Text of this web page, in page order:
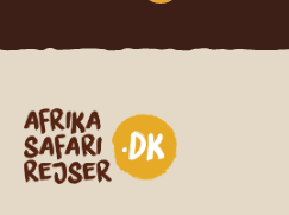
Safari-rejser i Afrika